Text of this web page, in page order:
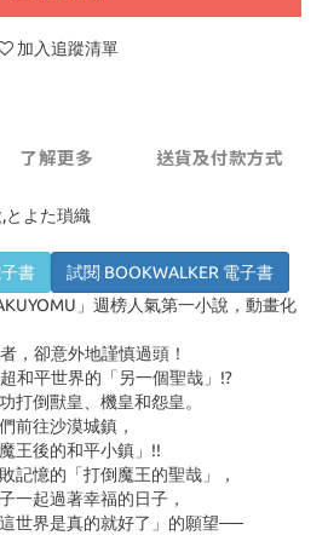
加入追蹤清單
了解更多 送貨及付款方式
とよた瑣織
書
試閱 BOOKWALKER 電子書
」週榜人氣第一小說，動畫化
，卻意外地謹慎過頭！
和平世界的「另一個聖哉」!?
打倒獸皇、機皇和怨皇。
前往沙漠城鎮，
王後的和平小鎮」!!
記憶的「打倒魔王的聖哉」，
一起過著幸福的日子，
世界是真的就好了」的願望──